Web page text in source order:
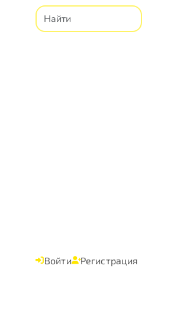
Войти Регистрация